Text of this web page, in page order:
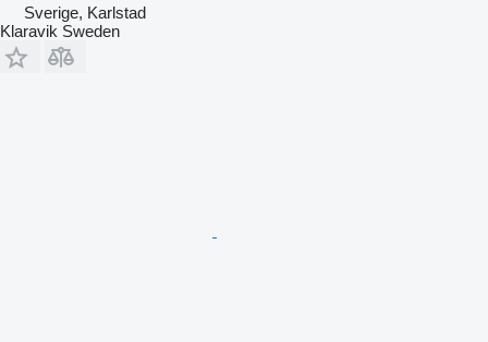
Sverige, Karlstad
Klaravik Sweden